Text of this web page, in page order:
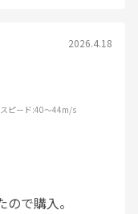
2026.4.18
ピード:40～44m/s
で購入。